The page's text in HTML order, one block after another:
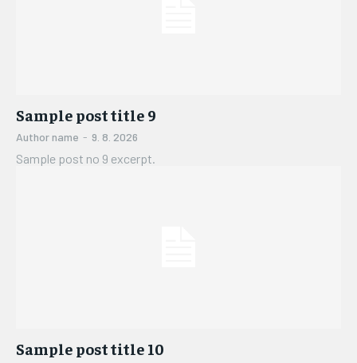
Sample post title 9
Author name - 9. 8. 2026
Sample post no 9 excerpt.
Sample post title 10